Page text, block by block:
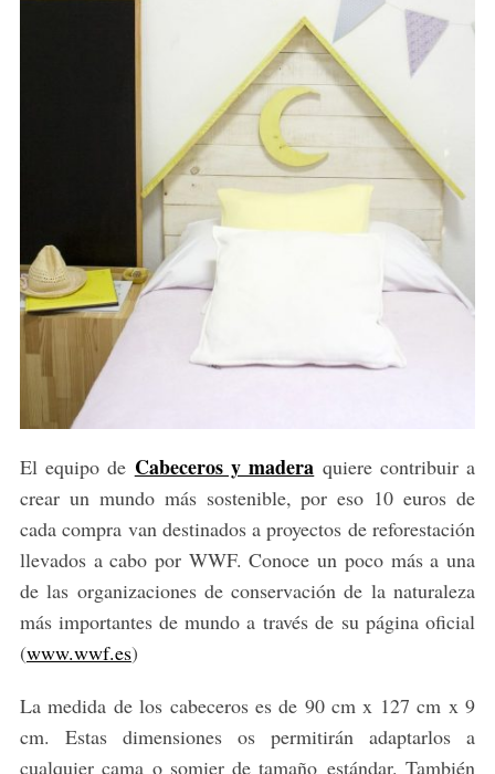
El equipo de Cabeceros y madera quiere contribuir a
crear un mundo más sostenible, por eso 10 euros de
cada compra van destinados a proyectos de reforestación
llevados a cabo por WWF. Conoce un poco más a una
de las organizaciones de conservación de la naturaleza
más importantes de mundo a través de su página oficial
(www.wwf.es)
La medida de los cabeceros es de 90 cm x 127 cm x 9
cm. Estas dimensiones os permitirán adaptarlos a
cualquier cama o somier de tamaño estándar. También